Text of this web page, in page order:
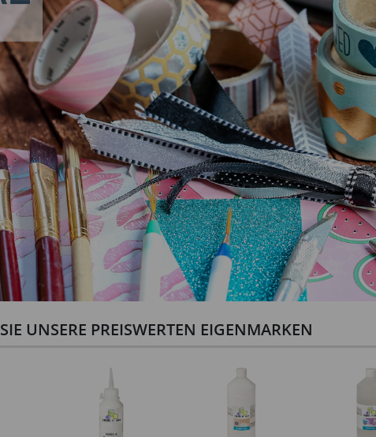
UNSERE PREISWERTEN EIGENMARKEN